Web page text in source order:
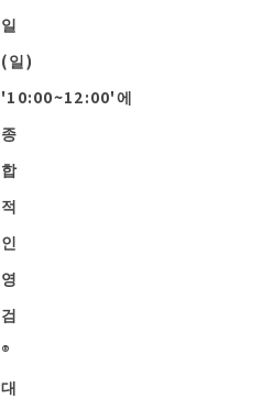
일
(일)
'10:00~12:00'에
종
합
적
인
영
검
®︎
대